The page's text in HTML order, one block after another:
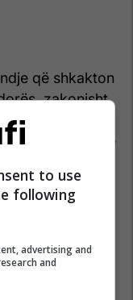
që shkakton
zakonisht
ftohta ose
kjo mund të
duke
në
to use
following
advertising and
and